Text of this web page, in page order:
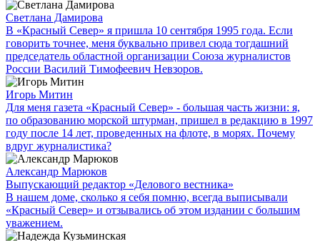
Светлана Дамирова
В «Красный Север» я пришла 10 сентября 1995 года. Если
говорить точнее, меня буквально привел сюда тогдашний
председатель областной организации Союза журналистов
России Василий Тимофеевич Невзоров.
Игорь Митин
Для меня газета «Красный Север» - большая часть жизни: я,
по образованию морской штурман, пришел в редакцию в 1997
году после 14 лет, проведенных на флоте, в морях. Почему
вдруг журналистика?
Александр Марюков
Выпускающий редактор «Делового вестника»
В нашем доме, сколько я себя помню, всегда выписывали
«Красный Север» и отзывались об этом издании с большим
уважением.